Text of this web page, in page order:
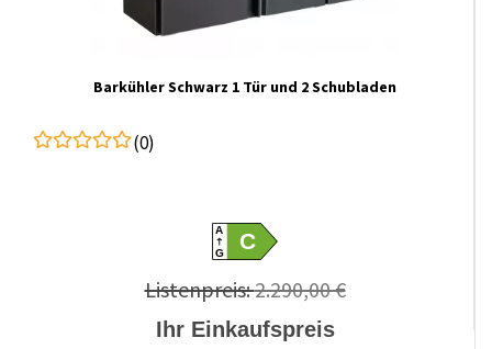
Barkühler Schwarz 1 Tür und 2 Schubladen
(0)
A
GC
Listenpreis:2.290,00 €
Ihr Einkaufspreis